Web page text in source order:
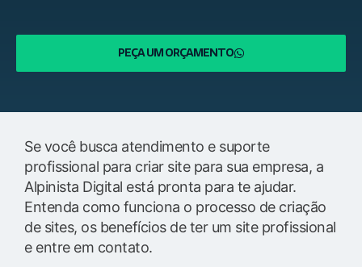
PEÇA UM ORÇAMENTO
Se você busca atendimento e suporte
profissional para criar site para sua empresa, a
Alpinista Digital está pronta para te ajudar.
Entenda como funciona o processo de criação
de sites, os benefícios de ter um site profissional
e entre em contato.